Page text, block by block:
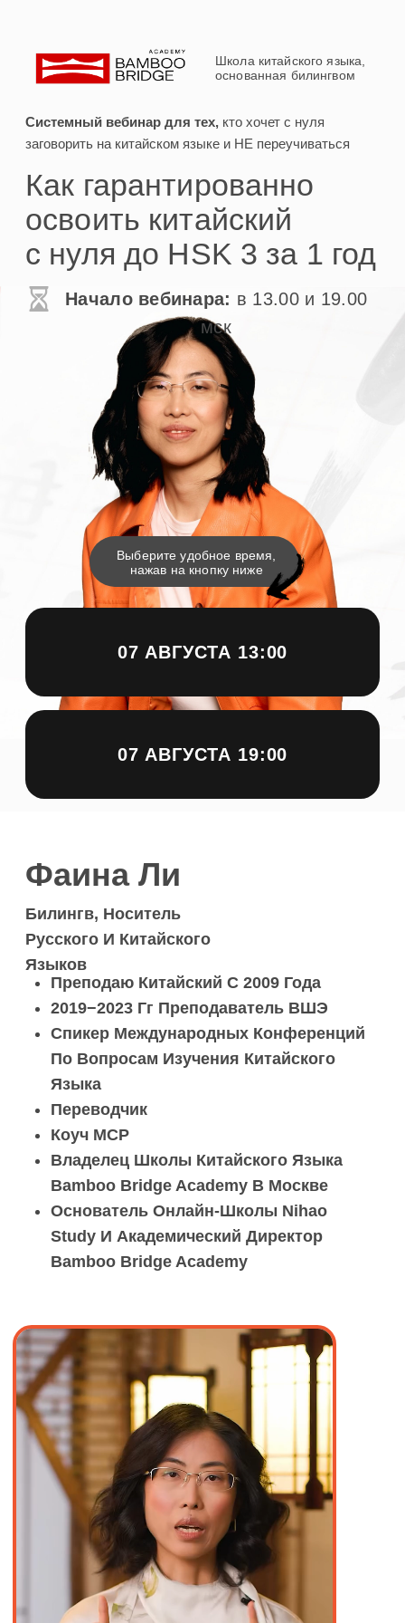
Системный вебинар для тех,
07 АВГУСТА 13:00
Начало вебинара: в 13.00 и 19.00
мск
Как гарантированно
освоить китайский
с нуля до HSK 3 за 1 год
основанная билингвом
Выберите удобное время,
нажав на кнопку ниже
07 АВГУСТА 19:00
Фаина Ли
Билингв, Носитель
Языков
Преподаю Китайский С 2009 Года
По Вопросам Изучения Китайского
Основатель Онлайн-Школы Nihao
Study И Академический Директор
Я знаю, чтосамостоятельно выучить
китайский язык практически
невозможно. На вебинаре я помогу
погрузиться в изучение максимально
бережно, чтобы вам былоинтересно
изучать язык и знакомиться с культурой
Китая!
На вебинаре вы узнаете: